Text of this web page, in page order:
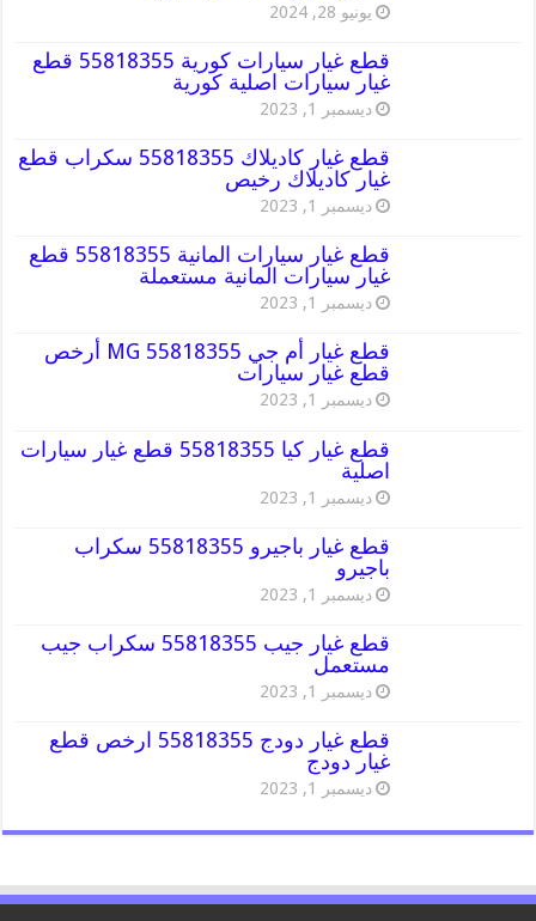
يونيو 28, 2024
قطع غيار سيارات كورية 55818355 قطع
غيار سيارات اصلية كورية
ديسمبر 1, 2023
قطع غيار كاديلاك 55818355 سكراب قطع
غيار كاديلاك رخيص
ديسمبر 1, 2023
قطع غيار سيارات المانية 55818355 قطع
غيار سيارات المانية مستعملة
ديسمبر 1, 2023
قطع غيار أم جي MG 55818355 أرخص
قطع غيار سيارات
ديسمبر 1, 2023
قطع غيار كيا 55818355 قطع غيار سيارات
اصلية
ديسمبر 1, 2023
قطع غيار باجيرو 55818355 سكراب
باجيرو
ديسمبر 1, 2023
قطع غيار جيب 55818355 سكراب جيب
مستعمل
ديسمبر 1, 2023
قطع غيار دودج 55818355 ارخص قطع
غيار دودج
ديسمبر 1, 2023